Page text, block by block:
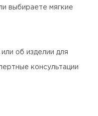
выбираете мягкие
об изделии для
консультации